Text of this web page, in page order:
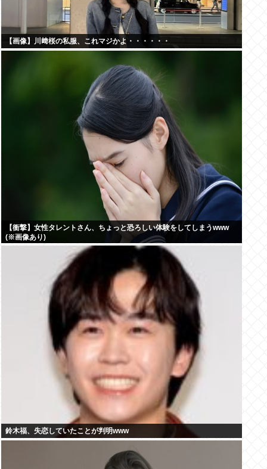
【画像】川﨑桜の私服、これマジかよ・・・・・・
【衝撃】女性タレントさん、ちょっと恐ろしい体験をしてしまうwww
(※画像あり)
鈴木福、失恋していたことが判明www